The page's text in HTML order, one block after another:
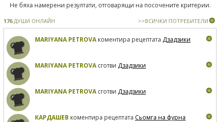
Не бяха намерени резултати, отговарящи на посочените критерии.
176ДУШИ ОНЛАЙН >>ВСИЧКИ ПОТРЕБИТЕЛИ
MARIYANA PETROVAкоментира рецептата Дзадзики
MARIYANA PETROVAсготви Дзадзики
MARIYANA PETROVAсготви Дзадзики
КАРДАШЕВ коментира рецептата Сьомга на фурна